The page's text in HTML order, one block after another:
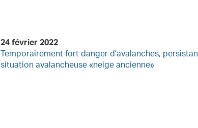
24 février 2022
Temporairement fort danger d’avalanches,
situation avalancheuse «neige ancienne»